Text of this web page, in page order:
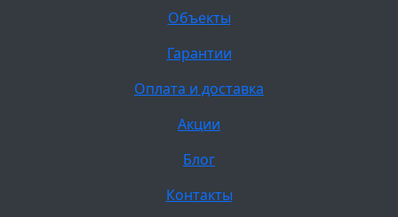
Объекты
Гарантии
Оплата и доставка
Акции
Блог
Контакты